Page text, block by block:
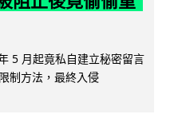
5 月起竟私自建立秘密留言
制方法，最終入侵